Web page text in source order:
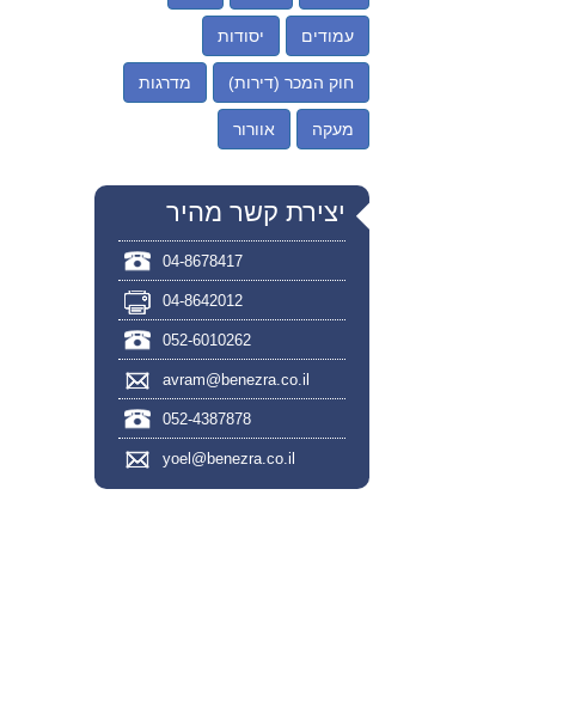
עמודים יסודות
חוק המכר (דירות) מדרגות
מעקה אוורור
יצירת קשר מהיר
04-8678417
04-8642012
052-6010262
avram@benezra.co.il
052-4387878
yoel@benezra.co.il